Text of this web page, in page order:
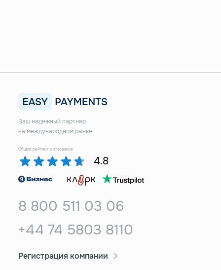
Ваш надежный партнер
на международном рынке
Общий рейтинг с отзовиков
4.8
8 800 511 03 06
+44 74 5803 8110
Регистрация компании